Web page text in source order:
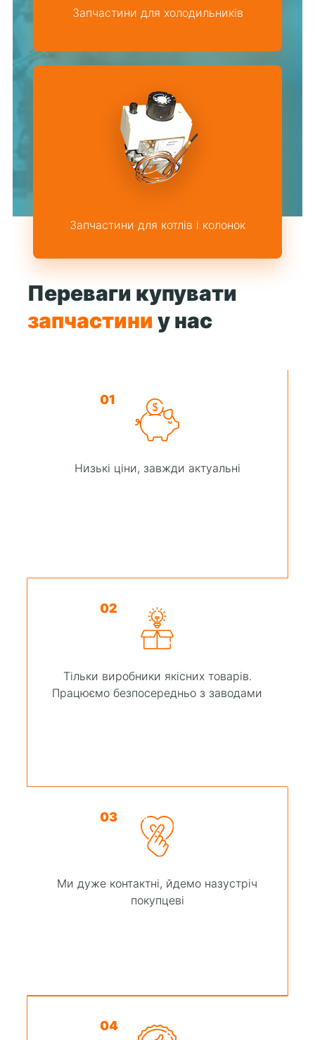
Запчастини для холодильників
Запчастини для котлів і колонок
Переваги купувати
запчастиниу нас
01
Низькі ціни, завжди актуальні
02
Тільки виробники якісних товарів.
Працюємо безпосередньо з заводами
03
Ми дуже контактні, йдемо назустріч
покупцеві
04